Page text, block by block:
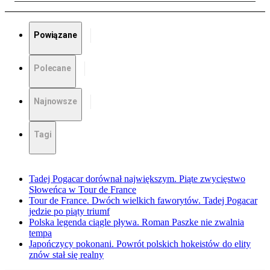
Powiązane
Polecane
Najnowsze
Tagi
Tadej Pogacar dorównał największym. Piąte zwycięstwo
Słoweńca w Tour de France
Tour de France. Dwóch wielkich faworytów. Tadej Pogacar
jedzie po piąty triumf
Polska legenda ciągle pływa. Roman Paszke nie zwalnia
tempa
Japończycy pokonani. Powrót polskich hokeistów do elity
znów stał się realny